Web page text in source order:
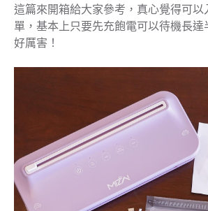
這篇來開箱給大家參考，真心覺得可以
單，基本上只要先充飽電可以待機長達
好厲害！